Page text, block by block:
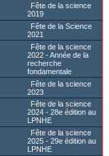
Fête de la science
2019
Fête de la Science
2021
Fête de la science
2022 - Année de la
recherche
fondamentale
Fête de la science
2023
Fête de la science
2024 - 28e édition au
LPNHE
Fête de la science
2025 - 29e édition au
LPNHE